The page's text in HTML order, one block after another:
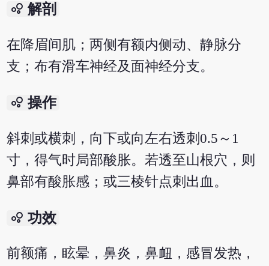
bubble_chart 解剖
在降眉间肌；两侧有额内侧动、静脉分
支；布有滑车神经及面神经分支。
bubble_chart 操作
斜刺或横刺，向下或向左右透刺0.5～1
寸，得气时局部酸胀。若透至山根穴，则
鼻部有酸胀感；或三棱针点刺出血。
bubble_chart 功效
前额痛，眩晕，鼻炎，鼻衄，感冒发热，